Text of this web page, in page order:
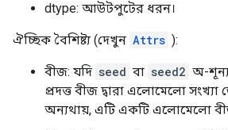
dtype: আউটপুটের ধরন।
ঐচ্ছিক বৈশিষ্ট্য (দেখুন Attrs ):
বীজ: যদি seed বা seed2 অ-
প্রদত্ত বীজ দ্বারা এলোমেলো
অন্যথায়, এটি একটি এলোমেলো